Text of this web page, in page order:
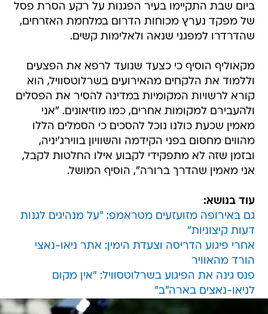
ביום שבת התקיימו בעיר הפגנות על רקע הסרת פסל
של מפקד נערץ מכוחות הדרום במלחמת האזרחים,
שהדרדרו למפגני שנאה ולאלימות קשים.
מקאוליף הוסיף כי כצעד שנועד לרפא את הפצעים
וללמוד את הלקחים מהאירועים בשרלוטסוויל, הוא
קורא לרשויות המקומיות במדינה להסיר את הפסלים
ולהעבירם למקומות אחרים, כמו מוזיאונים. "אני
מאמין שכעת כולנו נוכל להסכים כי הסמלים הללו
מהווים מחסום בפני הקידמה והשוויון בווירג'יניה,
ובזמן שזה לא מתפקידי לקבוע אילו החלטות לקבל,
אני מאמין שהדרך ברורה", הוסיף המושל.
עוד בנושא:
גם באירופה מזועזעים מטראמפ: "על מנהיגים לגנות
דעות קיצוניות"
אחרי פיגוע הדריסה וצעדת הימין: אתר ניאו-נאצי
הורד מהאוויר
פנס גינה את הפיגוע בשרלוטסוויל: "אין מקום
לניאו-נאצים בארה"ב"